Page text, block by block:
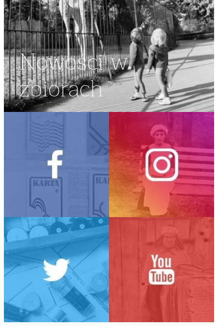
Nowości w
zbiorach